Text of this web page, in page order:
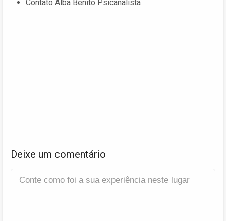
Contato Alba Benito Psicanalista
Deixe um comentário